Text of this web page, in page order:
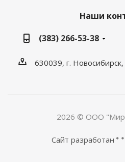
Наши
(383) 266-53-38
630039, г.
2026 © ООО "Мир
Сайт разработан